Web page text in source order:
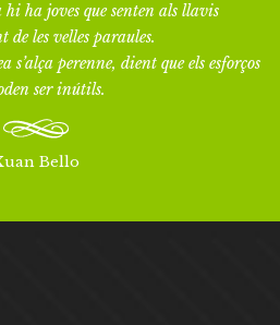
ha joves que senten als llavis
de les velles paraules.
perenne, dient que els esforços
ser inútils.
Bello